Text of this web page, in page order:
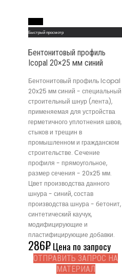
Быстрый просмотр
Бентонитовый профиль
Icopal 20×25 мм синий
Бентонитовый профиль Icopal
20x25 мм синий - специальный
строительный шнур (лента),
применяемая для устройства
герметичного уплотнения швов,
стыков и трещин в
промышленном и гражданском
строительстве. Сечение
профиля - прямоугольное,
размер сечения - 20x25 мм.
Цвет производства данного
шнура - синий, состав
производства шнура - бетонит,
синтетический каучук,
модифицирующие и
пластифицирующие добавки.
286₽Цена по запросу
ОТПРАВИТЬ ЗАПРОС НА
МАТЕРИАЛ